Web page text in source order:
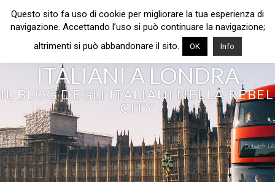
ITALIANI A LONDRA
IL BLOG DEGLI ITALIANI NELLA REBEL
CITY
Questo sito fa uso di cookie per migliorare la tua esperienza di
navigazione. Accettando l’uso si può continuare la navigazione;
altrimenti si può abbandonare il sito.
OK Info